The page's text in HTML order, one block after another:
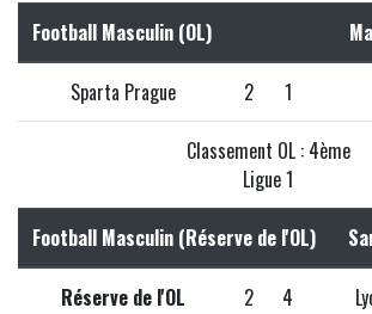
Football Masculin (OL)
Sparta Prague 2 1
Classement OL : 4ème
Ligue 1
Football Masculin (Réserve de l'OL)
Réserve de l'OL 2 4